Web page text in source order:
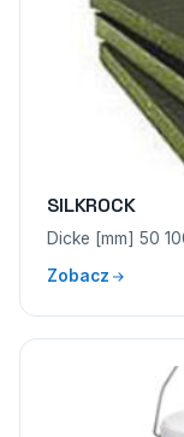
SILKROCK
Dicke [mm] 50
Zobacz